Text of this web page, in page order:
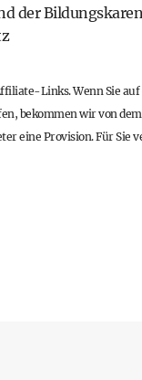
der
Links. Wenn Sie auf
bekommen wir von
eine Provision. Für Sie